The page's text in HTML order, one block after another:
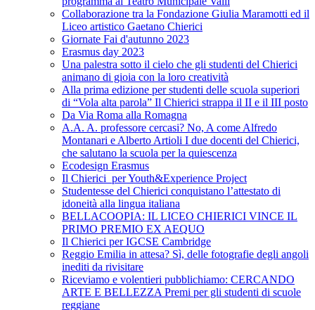
Collaborazione tra la Fondazione Giulia Maramotti ed il
Liceo artistico Gaetano Chierici
Giornate Fai d'autunno 2023
Erasmus day 2023
Una palestra sotto il cielo che gli studenti del Chierici
animano di gioia con la loro creatività
Alla prima edizione per studenti delle scuola superiori
di “Vola alta parola” Il Chierici strappa il II e il III posto
Da Via Roma alla Romagna
A.A. A. professore cercasi? No, A come Alfredo
Montanari e Alberto Artioli I due docenti del Chierici,
che salutano la scuola per la quiescenza
Ecodesign Erasmus
Il Chierici per Youth&Experience Project
Studentesse del Chierici conquistano l’attestato di
idoneità alla lingua italiana
BELLACOOPIA: IL LICEO CHIERICI VINCE IL
PRIMO PREMIO EX AEQUO
Il Chierici per IGCSE Cambridge
Reggio Emilia in attesa? Sì, delle fotografie degli angoli
inediti da rivisitare
Riceviamo e volentieri pubblichiamo: CERCANDO
ARTE E BELLEZZA Premi per gli studenti di scuole
reggiane